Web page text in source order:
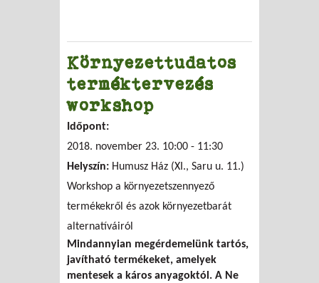
Környezettudatos
terméktervezés
workshop
Időpont:
2018. november 23. 10:00 - 11:30
Helyszín: Humusz Ház (XI., Saru u. 11.)
Workshop a környezetszennyező
termékekről és azok környezetbarát
alternatíváiról
Mindannyian megérdemelünk tartós,
javítható termékeket, amelyek
mentesek a káros anyagoktól. A Ne